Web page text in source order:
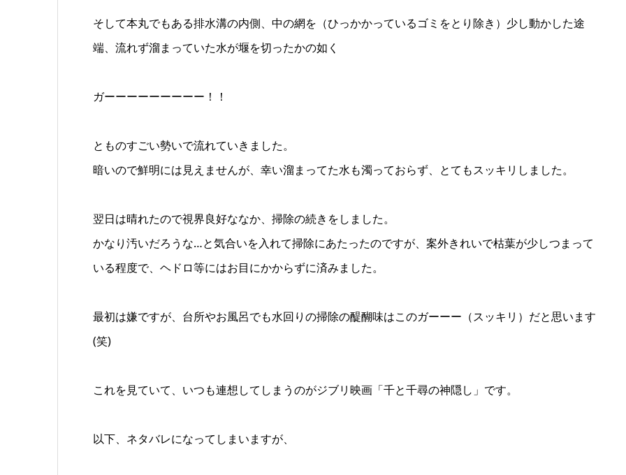
そして本丸でもある排水溝の内側、中の網を（ひっかかっているゴミをとり除き）少し動かした途
端、流れず溜まっていた水が堰を切ったかの如く
ガーーーーーーーーー！！
とものすごい勢いで流れていきました。
暗いので鮮明には見えませんが、幸い溜まってた水も濁っておらず、とてもスッキリしました。
翌日は晴れたので視界良好ななか、掃除の続きをしました。
かなり汚いだろうな…と気合いを入れて掃除にあたったのですが、案外きれいで枯葉が少しつまって
いる程度で、ヘドロ等にはお目にかからずに済みました。
最初は嫌ですが、台所やお風呂でも水回りの掃除の醍醐味はこのガーーー（スッキリ）だと思います
(笑)
これを見ていて、いつも連想してしまうのがジブリ映画「千と千尋の神隠し」です。
以下、ネタバレになってしまいますが、